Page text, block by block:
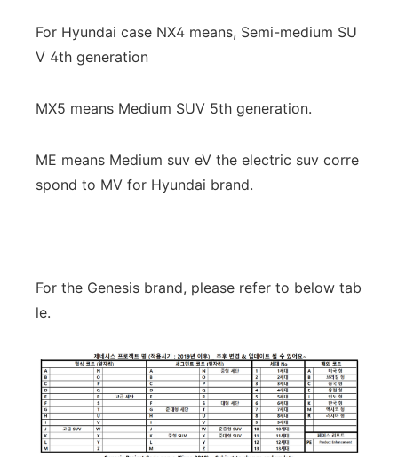
For Hyundai case NX4 means, Semi-medium SU
V 4th generation
MX5 means Medium SUV 5th generation.
ME means Medium suv eV the electric suv corre
spond to MV for Hyundai brand.
For the Genesis brand, please refer to below tab
le.